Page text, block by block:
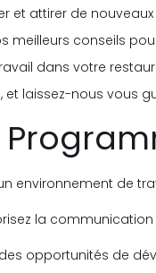
et attirer de nouveaux
meilleurs conseils
dans votre
et laissez-nous vous
environnement de
la communication
opportunités de